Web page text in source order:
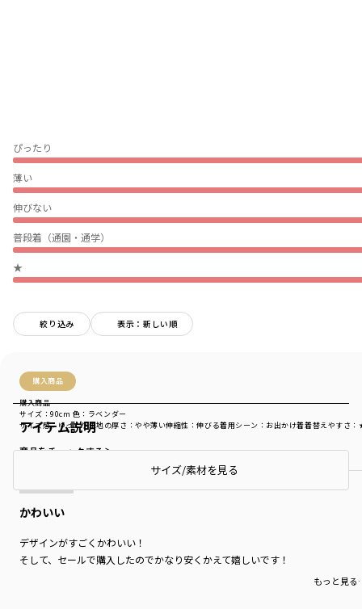
ぴったり
薄い
伸びない
普段着（通園・通学）
★
絞り込み 表示：新しい順
購入商品
購入商品
サイズ感：ゆったり生地の厚さ ：やや薄い伸縮性 ：伸びる着用シーン ：お出かけ着着替えやすさ
サイズ：90cm 色：ラベンダー
商品をチェックする＞
かわいい
デザインがすごくかわいい！
そして、セールで購入したのでかなり安くかえて嬉しいです！
もっと見
アイテム説明
サイズ/素材を見る